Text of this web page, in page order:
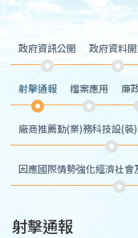
政府資訊公開 政府資料
射擊通報 檔案應用 廉
廠商推薦勤(業)務科技設(裝
因應國際情勢強化經濟社會
射擊通報